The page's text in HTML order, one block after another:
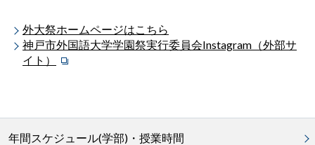
外大祭ホームページはこちら
神戸市外国語大学学園祭実行委員会Instagram（外部サ
イト）
年間スケジュール(学部)・授業時間